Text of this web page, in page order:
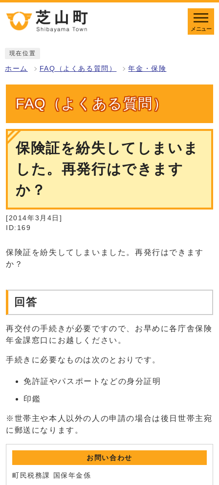
メニュー
現在位置
ホーム FAQ（よくある質問） 年金・保険
FAQ（よくある質問）
保険証を紛失してしまいま
した。再発行はできます
か？
[2014年3月4日]
ID:169
保険証を紛失してしまいました。再発行はできます
か？
回答
再交付の手続きが必要ですので、お早めに各庁舎保険
年金課窓口にお越しください。
手続きに必要なものは次のとおりです。
免許証やパスポートなどの身分証明
印鑑
※世帯主や本人以外の人の申請の場合は後日世帯主宛
に郵送になります。
お問い合わせ
町民税務課 国保年金係